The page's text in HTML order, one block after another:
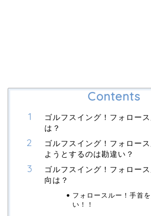
Contents
ゴルフスイング！フォロー
は？
ゴルフスイング！フォロー
ようとするのは勘違い？
ゴルフスイング！フォロー
向は？
フォロースルー！手首
い！！